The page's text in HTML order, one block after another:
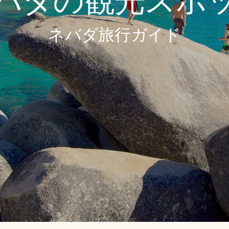
ネバダ旅行ガイド